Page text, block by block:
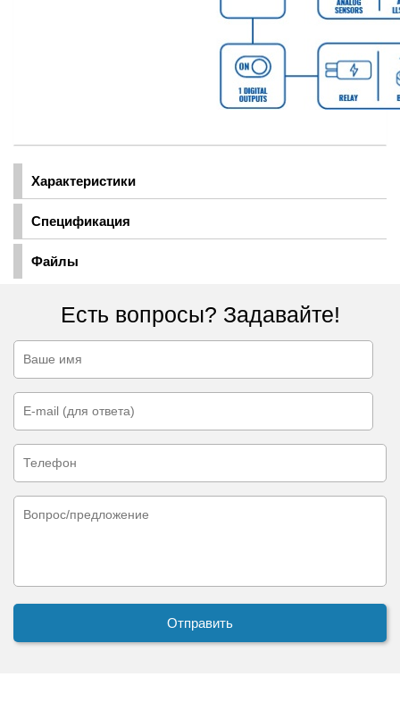
Характеристики
Спецификация
Файлы
Есть вопросы? Задавайте!